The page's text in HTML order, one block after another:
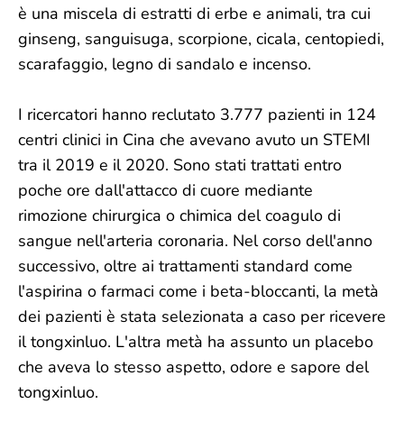
è una miscela di estratti di erbe e animali, tra cui
ginseng, sanguisuga, scorpione, cicala, centopiedi,
scarafaggio, legno di sandalo e incenso.
I ricercatori hanno reclutato 3.777 pazienti in 124
centri clinici in Cina che avevano avuto un STEMI
tra il 2019 e il 2020. Sono stati trattati entro
poche ore dall'attacco di cuore mediante
rimozione chirurgica o chimica del coagulo di
sangue nell'arteria coronaria. Nel corso dell'anno
successivo, oltre ai trattamenti standard come
l'aspirina o farmaci come i beta-bloccanti, la metà
dei pazienti è stata selezionata a caso per ricevere
il tongxinluo. L'altra metà ha assunto un placebo
che aveva lo stesso aspetto, odore e sapore del
tongxinluo.